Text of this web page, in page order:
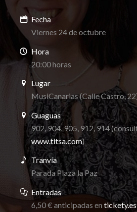
Fecha
Viernes 24 de octubre
Hora
20:00 horas
Lugar
MusiCanarias (Calle Castro,
Guaguas
902, 904, 905, 912, 914
www.titsa.com)
Tranvía
Parada Plaza la Paz
Entradas
6,50 € anticipadas entickety.es